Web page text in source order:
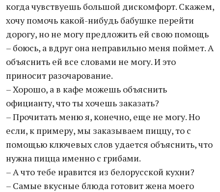
когда чувствуешь большой дискомфорт. Скажем,
хочу помочь какой-нибудь бабушке перейти
дорогу, но не могу предложить ей свою помощь
– боюсь, а вдруг она неправильно меня поймет. А
объяснить ей все словами не могу. И это
приносит разочарование.
– Хорошо, а в кафе можешь объяснить
официанту, что ты хочешь заказать?
– Прочитать меню я, конечно, еще не могу. Но
если, к примеру, мы заказываем пиццу, то с
помощью ключевых слов удается объяснить, что
нужна пицца именно с грибами.
– А что тебе нравится из белорусской кухни?
– Самые вкусные блюда готовит жена моего